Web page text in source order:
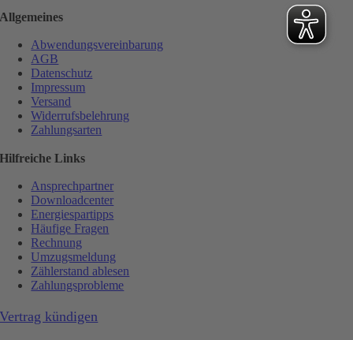
Allgemeines
Abwendungsvereinbarung
AGB
Datenschutz
Impressum
Versand
Widerrufsbelehrung
Zahlungsarten
Hilfreiche Links
Ansprechpartner
Downloadcenter
Energiespartipps
Häufige Fragen
Rechnung
Umzugsmeldung
Zählerstand ablesen
Zahlungsprobleme
Vertrag kündigen